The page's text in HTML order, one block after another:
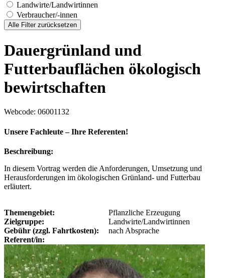
Landwirte/Landwirtinnen
Verbraucher/-innen
Alle Filter zurücksetzen
Dauergrünland und
Futterbauflächen ökologisch
bewirtschaften
Webcode: 06001132
Unsere Fachleute – Ihre Referenten!
Beschreibung:
In diesem Vortrag werden die Anforderungen, Umsetzung und
Herausforderungen im ökologischen Grünland- und Futterbau
erläutert.
Themengebiet:
Pflanzliche Erzeugung
Zielgruppe:
Landwirte/Landwirtinnen
Gebühr (zzgl. Fahrtkosten):
nach Absprache
Referent/in: